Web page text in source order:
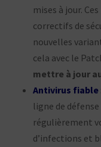
mises à jour.
correctifs de
nouvelles
cela avec le
mettre à jour
Antivirus fiable
ligne de
régulièrement
d’infections et